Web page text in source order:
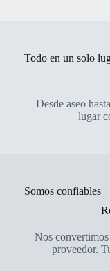
Todo en un solo
Desde aseo
lugar
Somos confiables
Nos
proveedor.